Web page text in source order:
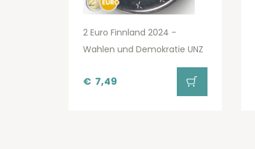
2 Euro Finnland 2024 -
Wahlen und Demokratie UNZ
€ 7,49